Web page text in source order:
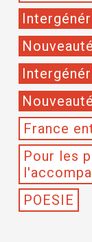
France
Pour les
POESIE